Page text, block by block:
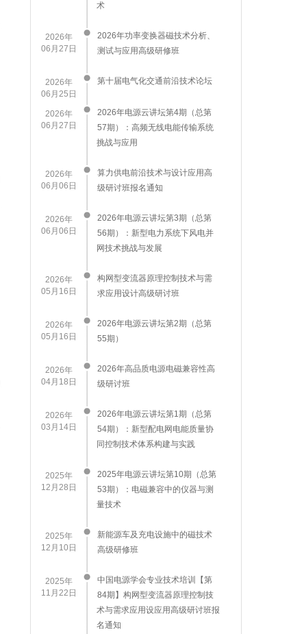
术
2026年
06月27日
2026年功率变换器磁技术分析、
测试与应用高级研修班
2026年
06月25日
第十届电气化交通前沿技术论坛
2026年
06月27日
2026年电源云讲坛第4期（总第
57期）：高频无线电能传输系统
挑战与应用
2026年
06月06日
算力供电前沿技术与设计应用高
级研讨班报名通知
2026年
06月06日
2026年电源云讲坛第3期（总第
56期）：新型电力系统下风电并
网技术挑战与发展
2026年
05月16日
构网型变流器原理控制技术与需
求应用设计高级研讨班
2026年
05月16日
2026年电源云讲坛第2期（总第
55期）
2026年
04月18日
2026年高品质电源电磁兼容性高
级研讨班
2026年
03月14日
2026年电源云讲坛第1期（总第
54期）：新型配电网电能质量协
同控制技术体系构建与实践
2025年
12月28日
2025年电源云讲坛第10期（总第
53期）：电磁兼容中的仪器与测
量技术
2025年
12月10日
新能源车及充电设施中的磁技术
高级研修班
2025年
11月22日
中国电源学会专业技术培训【第
84期】构网型变流器原理控制技
术与需求应用设应用高级研讨班报
名通知